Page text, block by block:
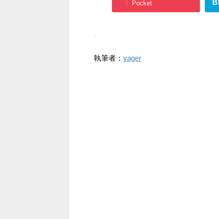
Pocket B!
-
執筆者： yager